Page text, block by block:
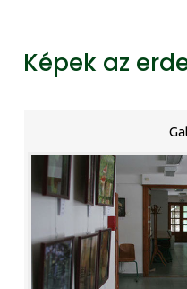
Képek az